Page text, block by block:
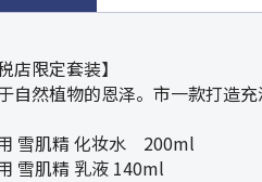
店限定套装】
自然植物的恩泽。市一款打造
雪肌精 化妆水 200ml
雪肌精 乳液 140ml